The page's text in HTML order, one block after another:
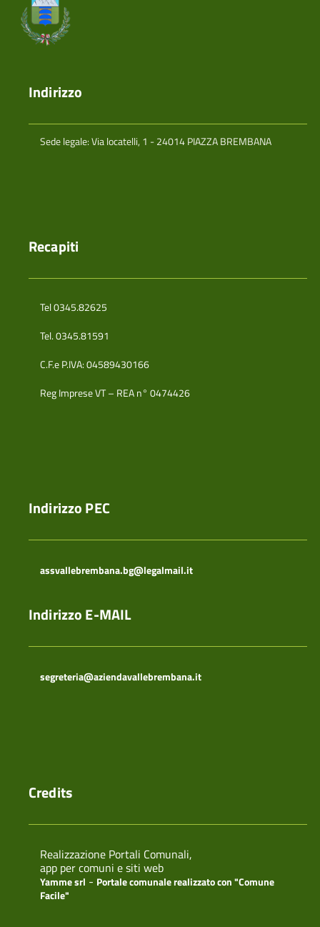
Indirizzo
Sede legale: Via locatelli, 1 - 24014 PIAZZA BREMBANA
Recapiti
Tel 0345.82625
Tel. 0345.81591
C.F.e P.IVA: 04589430166
Reg Imprese VT – REA n° 0474426
Indirizzo PEC
assvallebrembana.bg@legalmail.it
Indirizzo E-MAIL
segreteria@aziendavallebrembana.it
Credits
Realizzazione Portali Comunali,
app per comuni e siti web
Yamme srl - Portale comunale realizzato con "Comune
Facile"